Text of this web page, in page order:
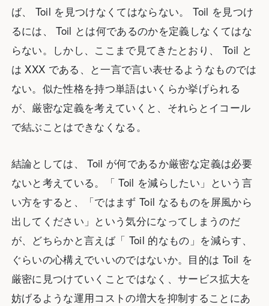
ば、 Toil を見つけなくてはならない。 Toil を見つけ
るには、 Toil とは何であるのかを定義しなくてはな
らない。しかし、ここまで見てきたとおり、 Toil と
は XXX である、と一言で言い表せるようなものでは
ない。似た性格を持つ単語はいくらか挙げられる
が、厳密な定義を考えていくと、それらとイコール
で結ぶことはできなくなる。
結論としては、 Toil が何であるか厳密な定義は必要
ないと考えている。「 Toil を減らしたい」という言
い方をすると、「ではまず Toil なるものを屏風から
出してください」という気分になってしまうのだ
が、どちらかと言えば「 Toil 的なもの」を減らす、
ぐらいの心構えでいいのではないか。目的は Toil を
厳密に見つけていくことではなく、サービス拡大を
妨げるような運用コストの増大を抑制することにあ